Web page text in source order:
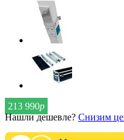
213 990р
Нашли дешевле? Снизим